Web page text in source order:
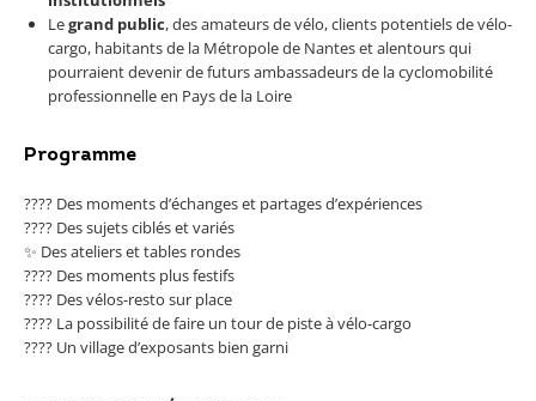
Legrand public, des amateurs de vélo, clients potentiels de vélo-
cargo, habitants de la Métropole de Nantes et alentours qui
pourraient devenir de futurs ambassadeurs de la cyclomobilité
professionnelle en Pays de la Loire​
Programme
???? Des moments d’échanges et partages d’expériences
???? Des sujets ciblés et variés
✨ Des ateliers et tables rondes
???? Des moments plus festifs
???? Des vélos-resto sur place
???? La possibilité de faire un tour de piste à vélo-cargo
???? Un village d’exposants bien garni